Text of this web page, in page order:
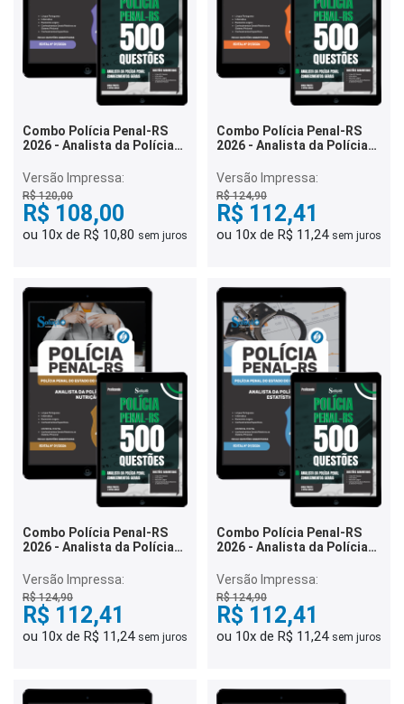
Combo Polícia Penal-RS
2026 - Analista da Polícia
Versão Impressa:
R$ 120,00
R$ 108,00
ou 10x de R$ 10,80 sem juros
Combo Polícia Penal-RS
2026 - Analista da Polícia
Versão Impressa:
R$ 124,90
R$ 112,41
ou 10x de R$ 11,24 sem juros
Combo Polícia Penal-RS
2026 - Analista da Polícia
Versão Impressa:
R$ 124,90
R$ 112,41
ou 10x de R$ 11,24 sem juros
Combo Polícia Penal-RS
2026 - Analista da Polícia
Versão Impressa:
R$ 124,90
R$ 112,41
ou 10x de R$ 11,24 sem juros